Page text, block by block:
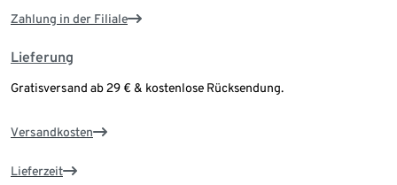
Zahlung in der Filiale
Lieferung
Gratisversand ab 29 € & kostenlose Rücksendung.
Versandkosten
Lieferzeit